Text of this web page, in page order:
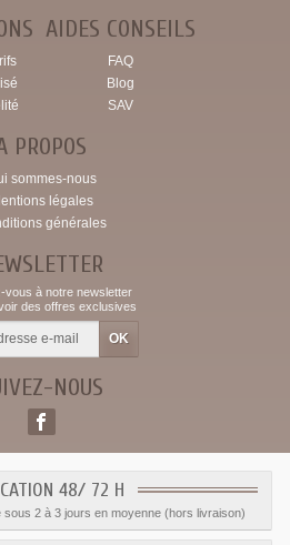
AIDES CONSEILS
FAQ
Blog
SAV
PROPOS
sommes-nous
légales
générales
vous à notre newsletter
des offres exclusives
NOUS
48/ 72 H
sous 2 à 3 jours en moyenne (hors livraison)